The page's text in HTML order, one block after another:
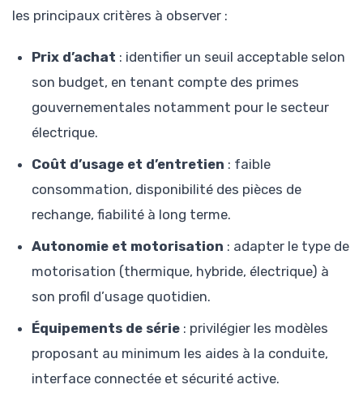
les principaux critères à observer :
Prix d’achat : identifier un seuil acceptable selon
son budget, en tenant compte des primes
gouvernementales notamment pour le secteur
électrique.
Coût d’usage et d’entretien : faible
consommation, disponibilité des pièces de
rechange, fiabilité à long terme.
Autonomie et motorisation : adapter le type de
motorisation (thermique, hybride, électrique) à
son profil d’usage quotidien.
Équipements de série : privilégier les modèles
proposant au minimum les aides à la conduite,
interface connectée et sécurité active.